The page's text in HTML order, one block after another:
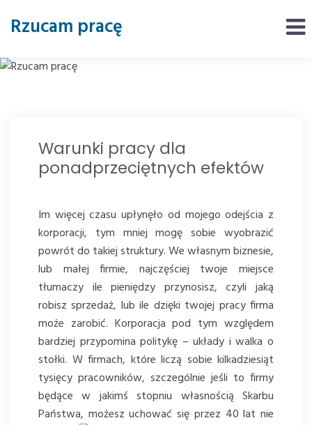
Rzucam pracę
Warunki pracy dla
ponadprzeciętnych efektów
Im więcej czasu upłynęło od mojego odejścia z
korporacji, tym mniej mogę sobie wyobrazić
powrót do takiej struktury. We własnym biznesie,
lub małej firmie, najczęściej twoje miejsce
tłumaczy ile pieniędzy przynosisz, czyli jaką
robisz sprzedaż, lub ile dzięki twojej pracy firma
może zarobić. Korporacja pod tym względem
bardziej przypomina politykę – układy i walka o
stołki. W firmach, które liczą sobie kilkadziesiąt
tysięcy pracowników, szczególnie jeśli to firmy
będące w jakimś stopniu własnością Skarbu
Państwa, możesz uchować się przez 40 lat nie